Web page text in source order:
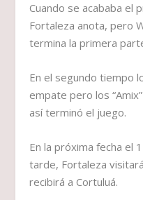
Cuando se acababa el
Fortaleza anota, pero
termina la primera
En el segundo tiempo
empate pero los
así terminó el juego.
En la próxima fecha el
tarde, Fortaleza
recibirá a Cortuluá.